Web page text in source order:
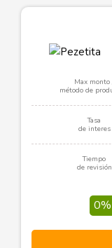
Max monto
método de
Tasa
de interes
Tiempo
de revisión
0%